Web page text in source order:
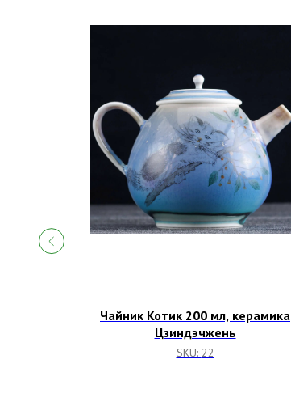
Чайник Котик 200 мл, керамика
Цзиндэчжень
SKU: 22